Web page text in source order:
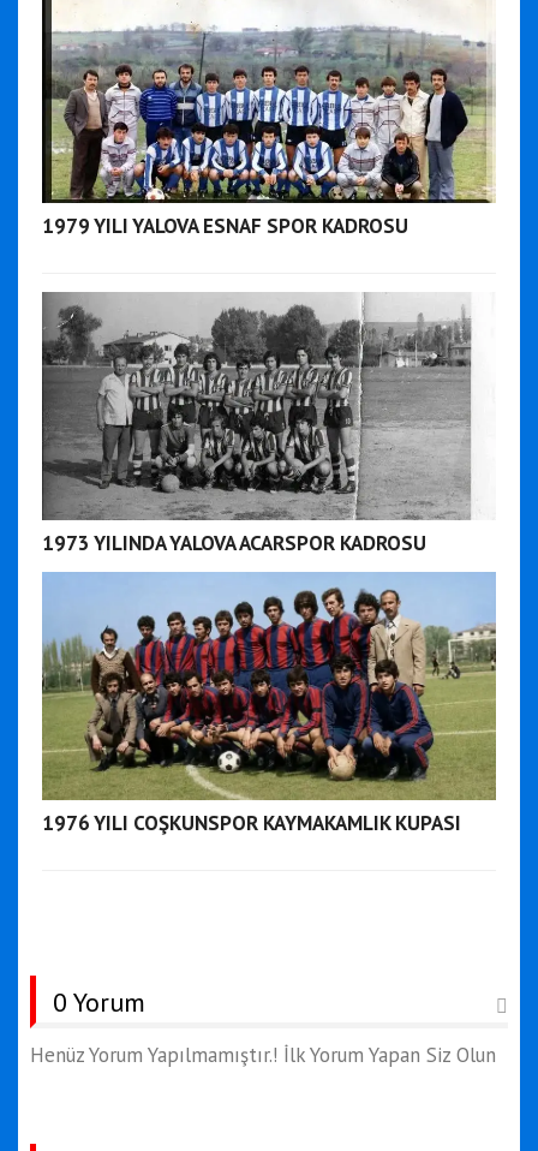
1979 YILI YALOVA ESNAF SPOR KADROSU
1973 YILINDA YALOVA ACARSPOR KADROSU
1976 YILI COŞKUNSPOR KAYMAKAMLIK KUPASI
0 Yorum
Henüz Yorum Yapılmamıştır.! İlk Yorum Yapan Siz Olun